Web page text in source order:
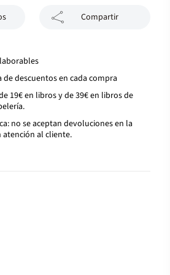
Compartir
descuentos en cada compra
19€ en libros y de 39€ en libros de
no se aceptan devoluciones en la
al cliente.